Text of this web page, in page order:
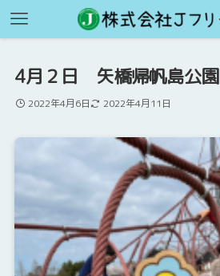
4月２日 矢橋帰帆島公園
2022年4月6日 2022年4月11日